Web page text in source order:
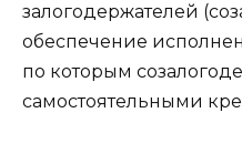
залогодержателей
обеспечение
по которым
самостоятельными